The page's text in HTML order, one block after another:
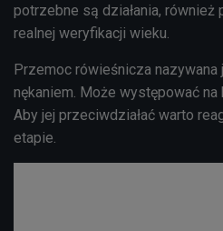
potrzebne są działania, również
realnej weryfikacji wieku.
Przemoc rówieśnicza
nękaniem. Może występować
Aby jej przeciwdziałać warto
etapie.